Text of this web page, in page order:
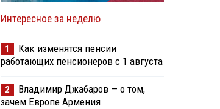
Интересное за неделю
1
Как изменятся пенсии
работающих пенсионеров с 1 августа
2
Владимир Джабаров — о том,
зачем Европе Армения